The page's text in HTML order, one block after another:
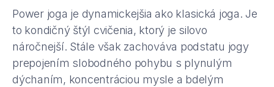
Power joga je dynamickejšia ako klasická joga. Je
to kondičný štýl cvičenia, ktorý je silovo
náročnejší. Stále však zachováva podstatu jogy
prepojením slobodného pohybu s plynulým
dýchaním, koncentráciou mysle a bdelým